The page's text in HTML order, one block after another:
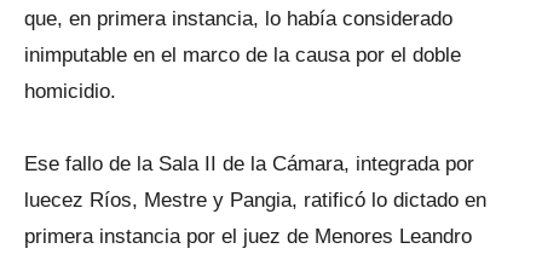
que, en primera instancia, lo había considerado
inimputable en el marco de la causa por el doble
homicidio.
Ese fallo de la Sala II de la Cámara, integrada por
luecez Ríos, Mestre y Pangia, ratificó lo dictado en
primera instancia por el juez de Menores Leandro